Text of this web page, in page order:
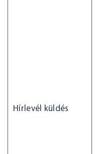
Hírlevél küldés